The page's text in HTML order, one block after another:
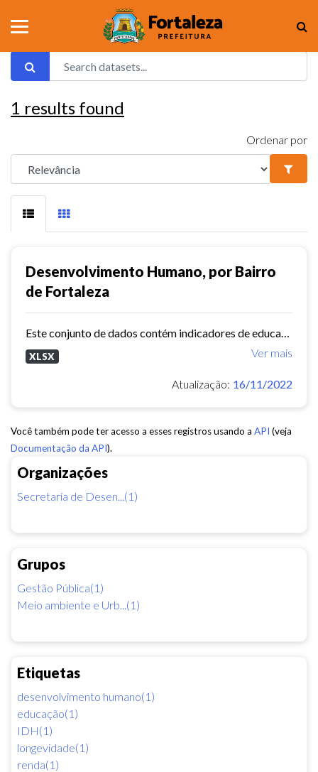
Organizações
Secretaria de Desen...(1)
Grupos
Gestão Pública(1)
Meio ambiente e Urb...(1)
Etiquetas
desenvolvimento humano(1)
educação(1)
IDH(1)
longevidade(1)
renda(1)
1 results found
Ordenar por
Desenvolvimento Humano, por Bairro
de Fortaleza
Ver mais
XLSX
Atualização: 16/11/2022
Você também pode ter acesso a esses registros usando a API (veja
Documentação da API).